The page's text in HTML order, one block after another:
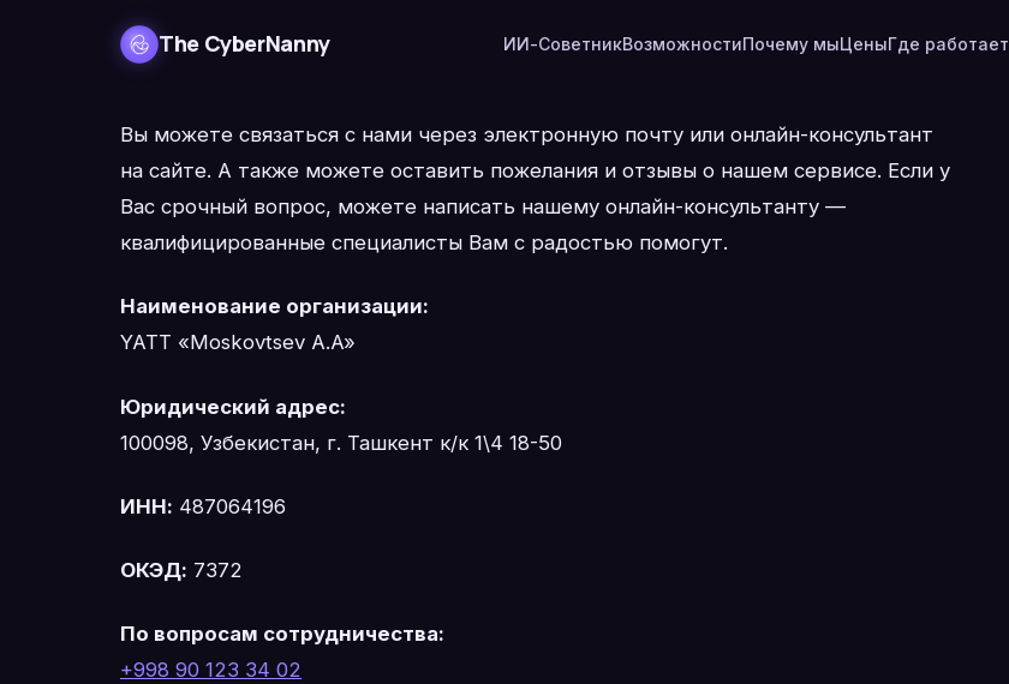
The CyberNanny ИИ-СоветникВозможностиПочему мыЦеныГде работает
Вы можете связаться с нами через электронную почту или онлайн-консультант
на сайте. А также можете оставить пожелания и отзывы о нашем сервисе. Если у
Вас срочный вопрос, можете написать нашему онлайн-консультанту —
квалифицированные специалисты Вам с радостью помогут.
Наименование организации:
YATT «Moskovtsev A.A»
Юридический адрес:
100098, Узбекистан, г. Ташкент к/к 1\4 18-50
ИНН: 487064196
ОКЭД: 7372
По вопросам сотрудничества:
+998 90 123 34 02